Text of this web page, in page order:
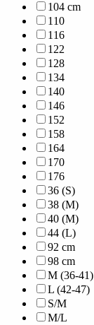
104 cm
110
116
122
128
134
140
146
152
158
164
170
176
36 (S)
38 (M)
40 (M)
44 (L)
92 cm
98 cm
M (36-41)
L (42-47)
S/M
M/L